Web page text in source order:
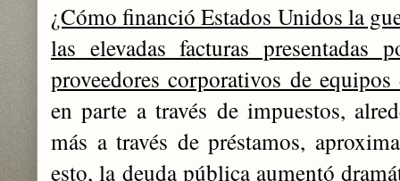
¿Cómo financió Estados Unidos la
las elevadas facturas
proveedores corporativos de equipos
en parte a través de impuestos,
más a través de préstamos,
esto, la deuda pública aumentó